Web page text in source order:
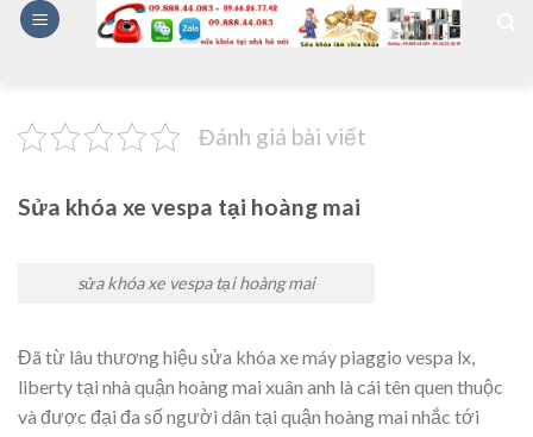
Skip
Đánh giá bài viết
Sửa khóa xe vespa tại hoàng mai
sửa khóa xe vespa tại hoàng mai
Đã từ lâu thương hiệu sửa khóa xe máy piaggio vespa lx,
liberty tại nhà quận hoàng mai xuân anh là cái tên quen thuộc
và được đại đa số người dân tại quận hoàng mai nhắc tới